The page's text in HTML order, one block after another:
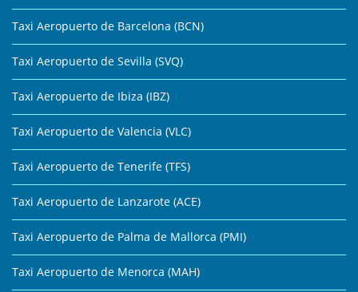
Taxi Aeropuerto de Barcelona (BCN)
Taxi Aeropuerto de Sevilla (SVQ)
Taxi Aeropuerto de Ibiza (IBZ)
Taxi Aeropuerto de Valencia (VLC)
Taxi Aeropuerto de Tenerife (TFS)
Taxi Aeropuerto de Lanzarote (ACE)
Taxi Aeropuerto de Palma de Mallorca (PMI)
Taxi Aeropuerto de Menorca (MAH)